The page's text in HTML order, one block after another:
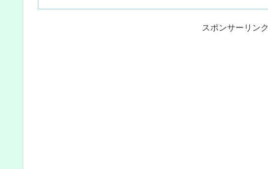
スポンサーリンク